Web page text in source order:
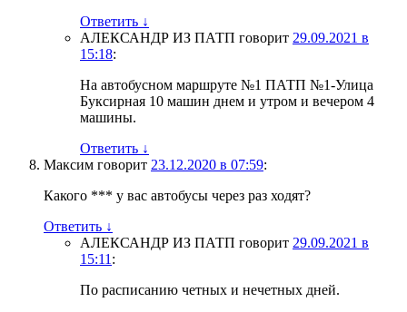
Ответить ↓
АЛЕКСАНДР ИЗ ПАТП говорит 29.09.2021 в
15:18:
На автобусном маршруте №1 ПАТП №1-Улица
Буксирная 10 машин днем и утром и вечером 4
машины.
Ответить ↓
Максим говорит 23.12.2020 в 07:59:
Какого *** у вас автобусы через раз ходят?
Ответить ↓
АЛЕКСАНДР ИЗ ПАТП говорит 29.09.2021 в
15:11 :
По расписанию четных и нечетных дней.